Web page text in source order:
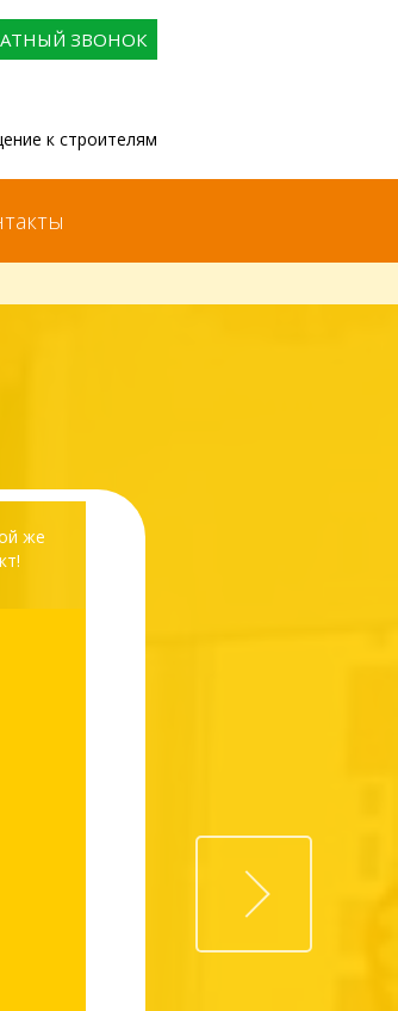
ЗВОНОК
к строителям
же